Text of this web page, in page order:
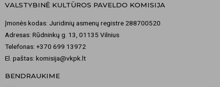
VALSTYBINĖ KULTŪROS PAVELDO KOMISIJA
Įmonės kodas: Juridinių asmenų registre 288700520
Adresas: Rūdninkų g. 13, 01135 Vilnius
Telefonas: +370 699 13972
El. paštas: komisija@vkpk.lt
BENDRAUKIME